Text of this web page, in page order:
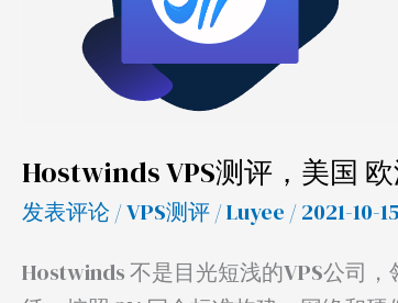
Hostwinds VPS测评，美国
发表评论 /VPS测评/Luyee / 2021-10-15
Hostwinds 不是目光短浅的VPS公司
VPS
推
荐